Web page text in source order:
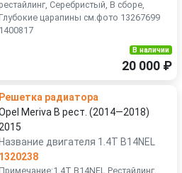
рестайлинг, Серебристый, В сборе,
Глубокие царапины см.фото 13267699
1400817
В наличии
20 000 ₽
Решетка радиатора
Meriva B рест. (2014—2018)
2015
Название двигателя 1.4T B14NEL
1320238
Примечание:1.4T B14NEL Рестайлинг.